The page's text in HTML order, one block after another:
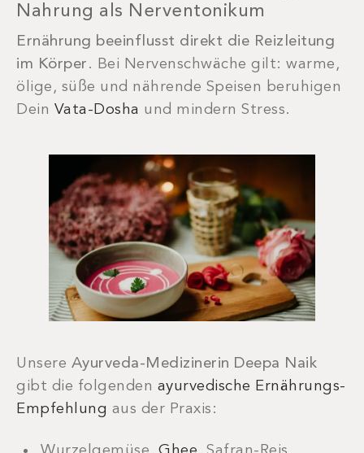
Nahrung als Nerventonikum
Ernährung beeinflusst direkt die Reizleitung
im Körper . Bei Nervenschwäche gilt: warme,
ölige, süße und nährende Speisen beruhigen
Dein Vata-Dosha und mindern Stress.
Unsere Ayurveda-Medizinerin Deepa Naik
gibt die folgenden ayurvedische Ernährungs-
Empfehlung aus der Praxis: